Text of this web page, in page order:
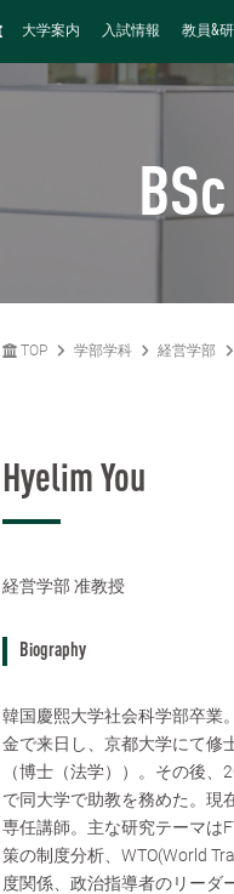
H
大学案内 入試情報 教員&
TOP 学部学科 経営学部
Hyelim You
経営学部 准教授
Biography
韓国慶熙大学社会科学部卒業
金で来日し、京都大学にて修
（博士（法学））。その後
で同大学で助教を務めた。現
専任講師。主な研究テーマは
策の制度分析、WTO(World
度関係、政治指導者のリーダ